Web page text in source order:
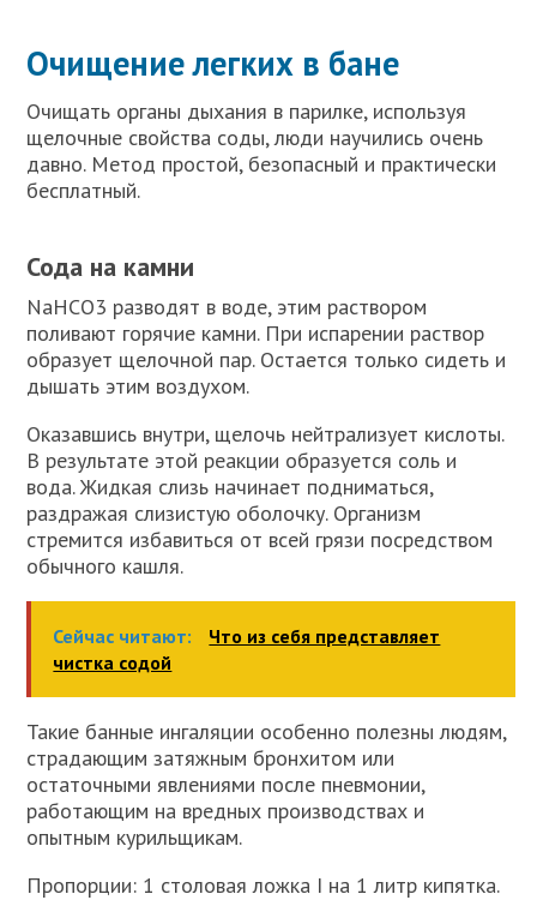
Очищение легких в бане
Очищать органы дыхания в парилке, используя
щелочные свойства соды, люди научились очень
давно. Метод простой, безопасный и практически
бесплатный.
Сода на камни
NaHCO3 разводят в воде, этим раствором
поливают горячие камни. При испарении раствор
образует щелочной пар. Остается только сидеть и
дышать этим воздухом.
Оказавшись внутри, щелочь нейтрализует кислоты.
В результате этой реакции образуется соль и
вода. Жидкая слизь начинает подниматься,
раздражая слизистую оболочку. Организм
стремится избавиться от всей грязи посредством
обычного кашля.
Сейчас читают:
Что из себя представляет
чистка содой
Такие банные ингаляции особенно полезны людям,
страдающим затяжным бронхитом или
остаточными явлениями после пневмонии,
работающим на вредных производствах и
опытным курильщикам.
Пропорции: 1 столовая ложка I на 1 литр кипятка.